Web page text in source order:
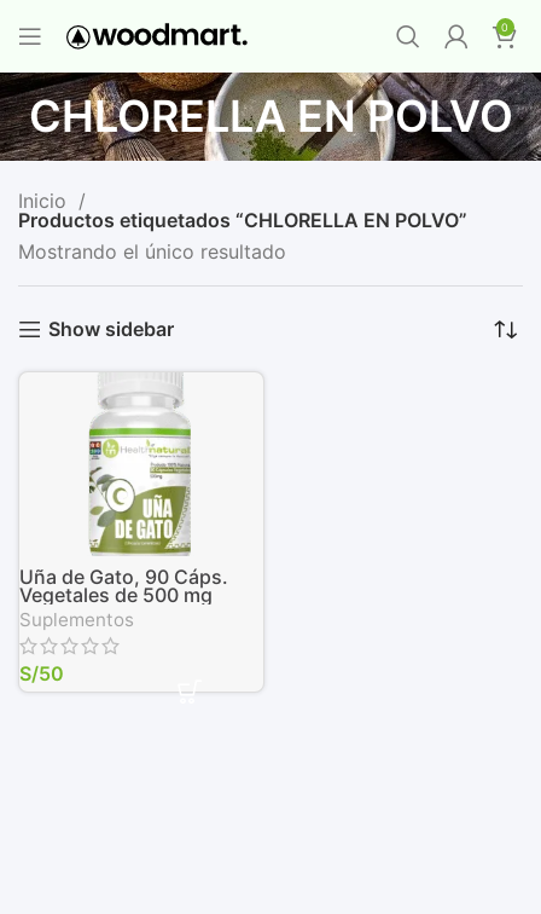
0
CHLORELLA EN POLVO
Inicio
Productos etiquetados “CHLORELLA EN POLVO”
Mostrando el único resultado
Show sidebar
Uña de Gato, 90 Cáps.
Vegetales de 500 mg
Suplementos
S/50
Premium-Compra 12 unidades y llévate 1
GRATIS ¡LO QUIERO YA